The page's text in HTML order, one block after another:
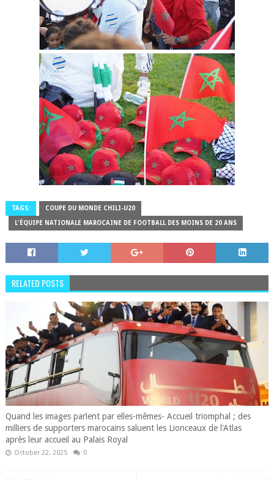
TAGS: COUPE DU MONDE CHILI-U20
L'ÉQUIPE NATIONALE MAROCAINE DE FOOTBALL DES MOINS DE 20 ANS
RELATED POSTS
Quand les images parlent par elles-mêmes- Accueil triomphal ; des
milliers de supporters marocains saluent les Lionceaux de l'Atlas
après leur accueil au Palais Royal
October 22, 2025 0